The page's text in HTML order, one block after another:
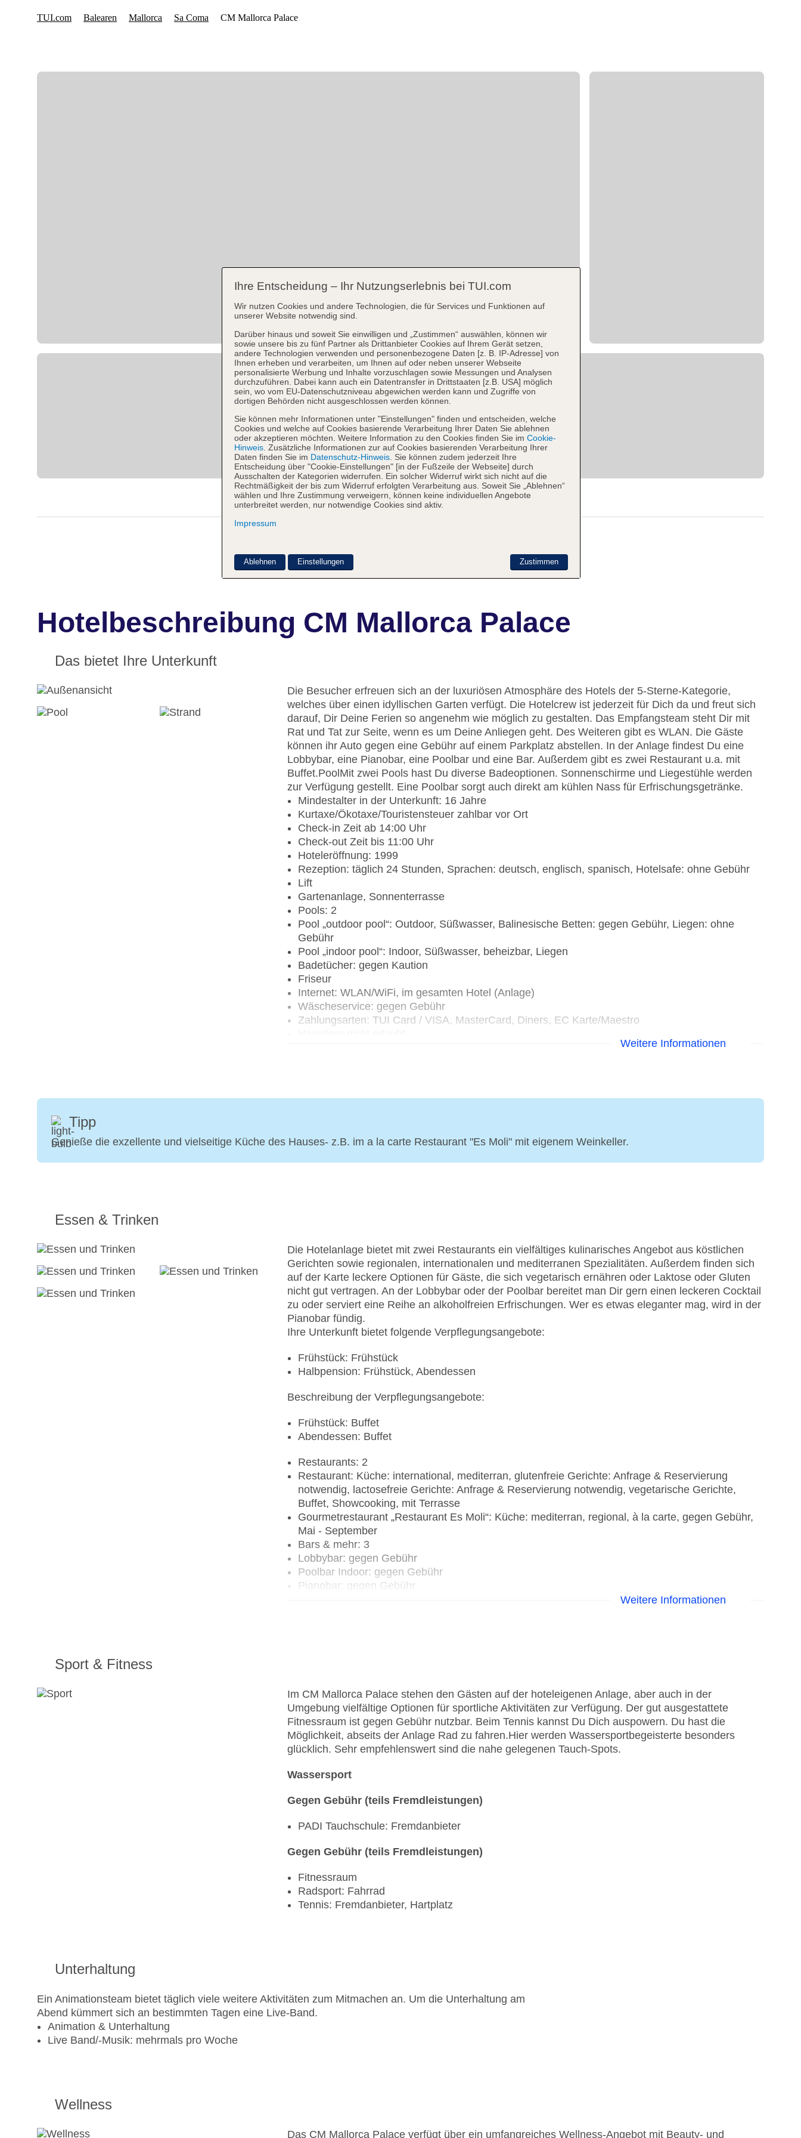
Hotelbeschreibung CM Mallorca Palace
Das bietet Ihre Unterkunft
Die Besucher erfreuen sich an der luxuriösen Atmosphäre des Hotels der 5-Sterne-Kategorie,
welches über einen idyllischen Garten verfügt. Die Hotelcrew ist jederzeit für Dich da und freut sich
darauf, Dir Deine Ferien so angenehm wie möglich zu gestalten. Das Empfangsteam steht Dir mit
Rat und Tat zur Seite, wenn es um Deine Anliegen geht. Des Weiteren gibt es WLAN. Die Gäste
können ihr Auto gegen eine Gebühr auf einem Parkplatz abstellen. In der Anlage findest Du eine
Lobbybar, eine Pianobar, eine Poolbar und eine Bar. Außerdem gibt es zwei Restaurant u.a. mit
Buffet.Pool Mit zwei Pools hast Du diverse Badeoptionen. Sonnenschirme und Liegestühle werden
zur Verfügung gestellt. Eine Poolbar sorgt auch direkt am kühlen Nass für Erfrischungsgetränke.
Mindestalter in der Unterkunft: 16 Jahre
Kurtaxe/Ökotaxe/Touristensteuer zahlbar vor Ort
Check-in Zeit ab 14:00 Uhr
Check-out Zeit bis 11:00 Uhr
Hoteleröffnung: 1999
Rezeption: täglich 24 Stunden, Sprachen: deutsch, englisch, spanisch, Hotelsafe: ohne Gebühr
Lift
Gartenanlage, Sonnenterrasse
Pools: 2
Pool „outdoor pool“: Outdoor, Süßwasser, Balinesische Betten: gegen Gebühr, Liegen: ohne
Gebühr
Pool „indoor pool“: Indoor, Süßwasser, beheizbar, Liegen
Badetücher: gegen Kaution
Friseur
Internet: WLAN/WiFi, im gesamten Hotel (Anlage)
Wäscheservice: gegen Gebühr
Zahlungsarten: TUI Card / VISA, MasterCard, Diners, EC Karte/Maestro
Parkmöglichkeiten: Parkplatz (nach Verfügbarkeit), bewacht: gegen GebührWeitere Informationen
Tipp
Genieße die exzellente und vielseitige Küche des Hauses- z.B. im a la carte Restaurant "Es Moli" mit eigenem Weinkeller.
Essen & Trinken
Die Hotelanlage bietet mit zwei Restaurants ein vielfältiges kulinarisches Angebot aus köstlichen
Gerichten sowie regionalen, internationalen und mediterranen Spezialitäten. Außerdem finden sich
auf der Karte leckere Optionen für Gäste, die sich vegetarisch ernähren oder Laktose oder Gluten
nicht gut vertragen. An der Lobbybar oder der Poolbar bereitet man Dir gern einen leckeren Cocktail
zu oder serviert eine Reihe an alkoholfreien Erfrischungen. Wer es etwas eleganter mag, wird in der
Pianobar fündig.
Ihre Unterkunft bietet folgende Verpflegungsangebote:
Frühstück: Frühstück
Halbpension: Frühstück, Abendessen
Beschreibung der Verpflegungsangebote:
Frühstück: Buffet
Abendessen: Buffet
Restaurants: 2
Restaurant: Küche: international, mediterran, glutenfreie Gerichte: Anfrage & Reservierung
notwendig, lactosefreie Gerichte: Anfrage & Reservierung notwendig, vegetarische Gerichte,
Buffet, Showcooking, mit Terrasse
Gourmetrestaurant „Restaurant Es Moli“: Küche: mediterran, regional, à la carte, gegen Gebühr,
Mai - September
Bars & mehr: 3
Lobbybar: gegen Gebühr
Poolbar Indoor: gegen Gebühr
Pianobar: gegen Gebühr
Weitere Informationen
Sport & Fitness
Im CM Mallorca Palace stehen den Gästen auf der hoteleigenen Anlage, aber auch in der
Umgebung vielfältige Optionen für sportliche Aktivitäten zur Verfügung. Der gut ausgestattete
Fitnessraum ist gegen Gebühr nutzbar. Beim Tennis kannst Du Dich auspowern. Du hast die
Möglichkeit, abseits der Anlage Rad zu fahren.Hier werden Wassersportbegeisterte besonders
glücklich. Sehr empfehlenswert sind die nahe gelegenen Tauch-Spots.
Wassersport
Gegen Gebühr (teils Fremdleistungen)
PADI Tauchschule: Fremdanbieter
Gegen Gebühr (teils Fremdleistungen)
Fitnessraum
Radsport: Fahrrad
Tennis: Fremdanbieter, Hartplatz
Unterhaltung
Ein Animationsteam bietet täglich viele weitere Aktivitäten zum Mitmachen an. Um die Unterhaltung am
Abend kümmert sich an bestimmten Tagen eine Live-Band.
Animation & Unterhaltung
Live Band/-Musik: mehrmals pro Woche
Wellness
Das CM Mallorca Palace verfügt über ein umfangreiches Wellness-Angebot mit Beauty- und
Ihre Entscheidung – Ihr Nutzungserlebnis bei TUI.com
Wir nutzen Cookies und andere Technologien, die für Services und Funktionen auf
unserer Website notwendig sind.
Darüber hinaus und soweit Sie einwilligen und „Zustimmen“ auswählen, können wir
sowie unsere bis zu fünf Partner als Drittanbieter Cookies auf Ihrem Gerät setzen,
andere Technologien verwenden und personenbezogene Daten [z. B. IP-Adresse] von
Ihnen erheben und verarbeiten, um Ihnen auf oder neben unserer Webseite
personalisierte Werbung und Inhalte vorzuschlagen sowie Messungen und Analysen
durchzuführen. Dabei kann auch ein Datentransfer in Drittstaaten [z.B. USA] möglich
sein, wo vom EU-Datenschutzniveau abgewichen werden kann und Zugriffe von
dortigen Behörden nicht ausgeschlossen werden können.
Sie können mehr Informationen unter "Einstellungen" finden und entscheiden, welche
Cookies und welche auf Cookies basierende Verarbeitung Ihrer Daten Sie ablehnen
oder akzeptieren möchten. Weitere Information zu den Cookies finden Sie im Cookie-
Hinweis . Zusätzliche Informationen zur auf Cookies basierenden Verarbeitung Ihrer
Daten finden Sie im Datenschutz-Hinweis . Sie können zudem jederzeit Ihre
Entscheidung über "Cookie-Einstellungen" [in der Fußzeile der Webseite] durch
Ausschalten der Kategorien widerrufen. Ein solcher Widerruf wirkt sich nicht auf die
Rechtmäßigkeit der bis zum Widerruf erfolgten Verarbeitung aus. Soweit Sie „Ablehnen“
wählen und Ihre Zustimmung verweigern, können keine individuellen Angebote
unterbreitet werden, nur notwendige Cookies sind aktiv.
Impressum
Zustimmen
Ablehnen Einstellungen